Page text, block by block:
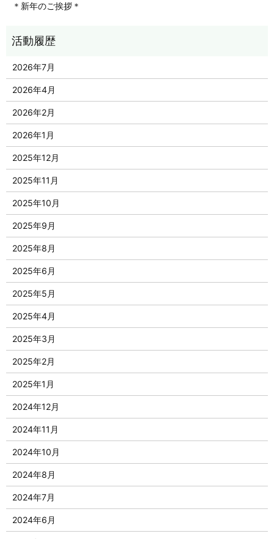
＊新年のご挨拶＊
2026年7月
2026年4月
2026年2月
2026年1月
2025年12月
2025年11月
2025年10月
2025年9月
2025年8月
2025年6月
2025年5月
2025年4月
2025年3月
2025年2月
2025年1月
2024年12月
2024年11月
2024年10月
2024年8月
2024年7月
2024年6月